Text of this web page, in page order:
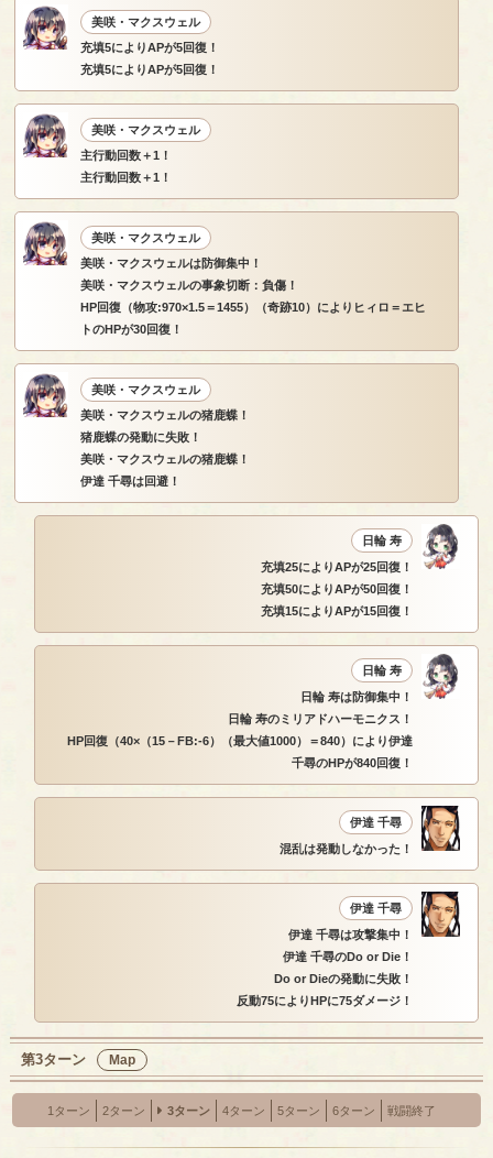
美咲・マクスウェル
充填5によりAPが5回復！
充填5によりAPが5回復！
美咲・マクスウェル
主行動回数＋1！
主行動回数＋1！
美咲・マクスウェル
美咲・マクスウェルは防御集中！
美咲・マクスウェルの事象切断：負傷！
HP回復（物攻:970×1.5＝1455）（奇跡10）によりヒィロ＝エヒ
トのHPが30回復！
美咲・マクスウェル
美咲・マクスウェルの猪鹿蝶！
猪鹿蝶の発動に失敗！
美咲・マクスウェルの猪鹿蝶！
伊達 千尋は回避！
日輪 寿
充填25によりAPが25回復！
充填50によりAPが50回復！
充填15によりAPが15回復！
日輪 寿
日輪 寿は防御集中！
日輪 寿のミリアドハーモニクス！
HP回復（40×（15－FB:-6）（最大値1000）＝840）により伊達
千尋のHPが840回復！
伊達 千尋
混乱は発動しなかった！
伊達 千尋
伊達 千尋は攻撃集中！
伊達 千尋のDo or Die！
Do or Dieの発動に失敗！
反動75によりHPに75ダメージ！
第3ターン Map
1ターン 2ターン 3ターン 4ターン 5ターン 6ターン 戦闘終了